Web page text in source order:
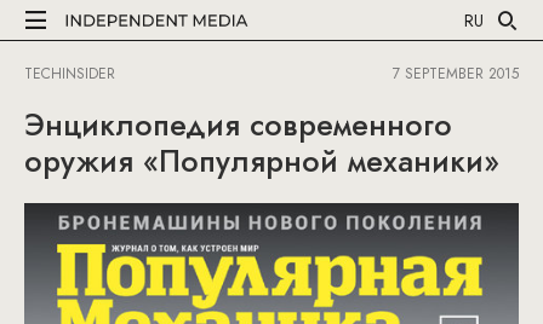
RU
TECHINSIDER 7 SEPTEMBER 2015
Энциклопедия современного
оружия «Популярной механики»